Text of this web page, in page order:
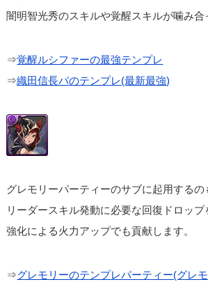
闇明智光秀のスキルや覚醒スキルが噛み合
⇒覚醒ルシファーの最強テンプレ
⇒織田信長パのテンプレ(最新最強)
グレモリーパーティーのサブに起用するの
リーダースキル発動に必要な回復ドロッ
強化による火力アップでも貢献します。
⇒グレモリーのテンプレパーティー(グレ